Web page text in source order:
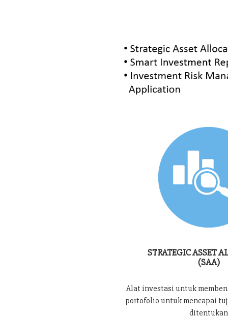
STRATEGIC ASSET
(SAA)
Alat investasi untuk
portofolio untuk mencapai
ditentukan